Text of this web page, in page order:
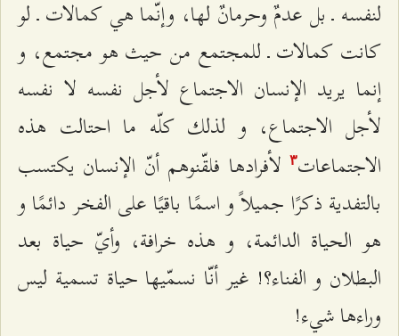
لنفسه ـ بل عدمٌ وحرمانٌ لها، وإنّما هي كمالات ـ لو
كانت كمالات ـ للمجتمع من حيث هو مجتمع، و
إنما يريد الإنسان الاجتماع لأجل نفسه لا نفسه
لأجل الاجتماع، و لذلك كلّه ما احتالت هذه
الاجتماعات٣
لأفرادها فلقّنوهم أنّ الإنسان يكتسب
بالتفدية ذكرًا جميلاً و اسمًا باقيًا على الفخر دائمًا و
هو الحياة الدائمة، و هذه خرافة، وأيّ حياة بعد
البطلان و الفناء؟! غير أنّا نسمّيها حياة تسمية ليس
وراءها شي‌ء!